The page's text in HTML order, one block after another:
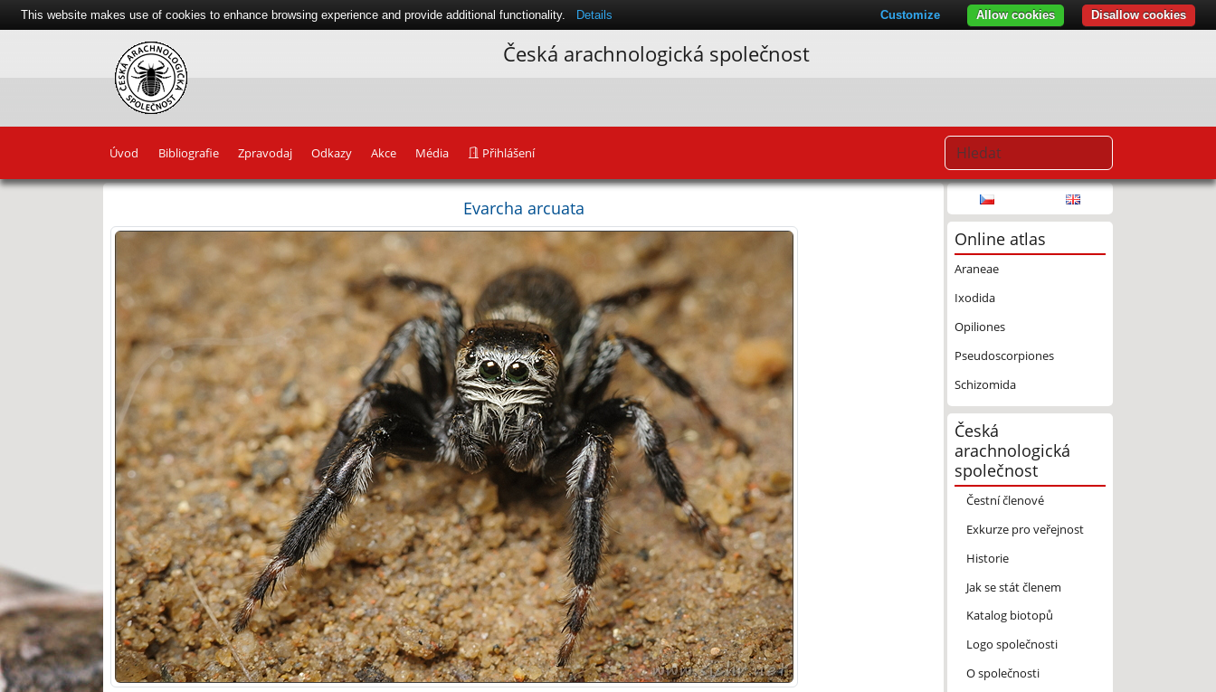
Česká arachnologická společnost
Úvod Bibliografie Zpravodaj Odkazy Akce Média Přihlášení
Evarcha arcuata
Online atlas
Araneae
Ixodida
Opiliones
Pseudoscorpiones
Schizomida
Česká
arachnologická
společnost
Čestní členové
Exkurze pro veřejnost
Historie
Jak se stát členem
Katalog biotopů
Logo společnosti
O společnosti
This website makes use of cookies to enhance browsing experience and provide additional functionality. Details Disallow cookies
Allow cookies
Customize